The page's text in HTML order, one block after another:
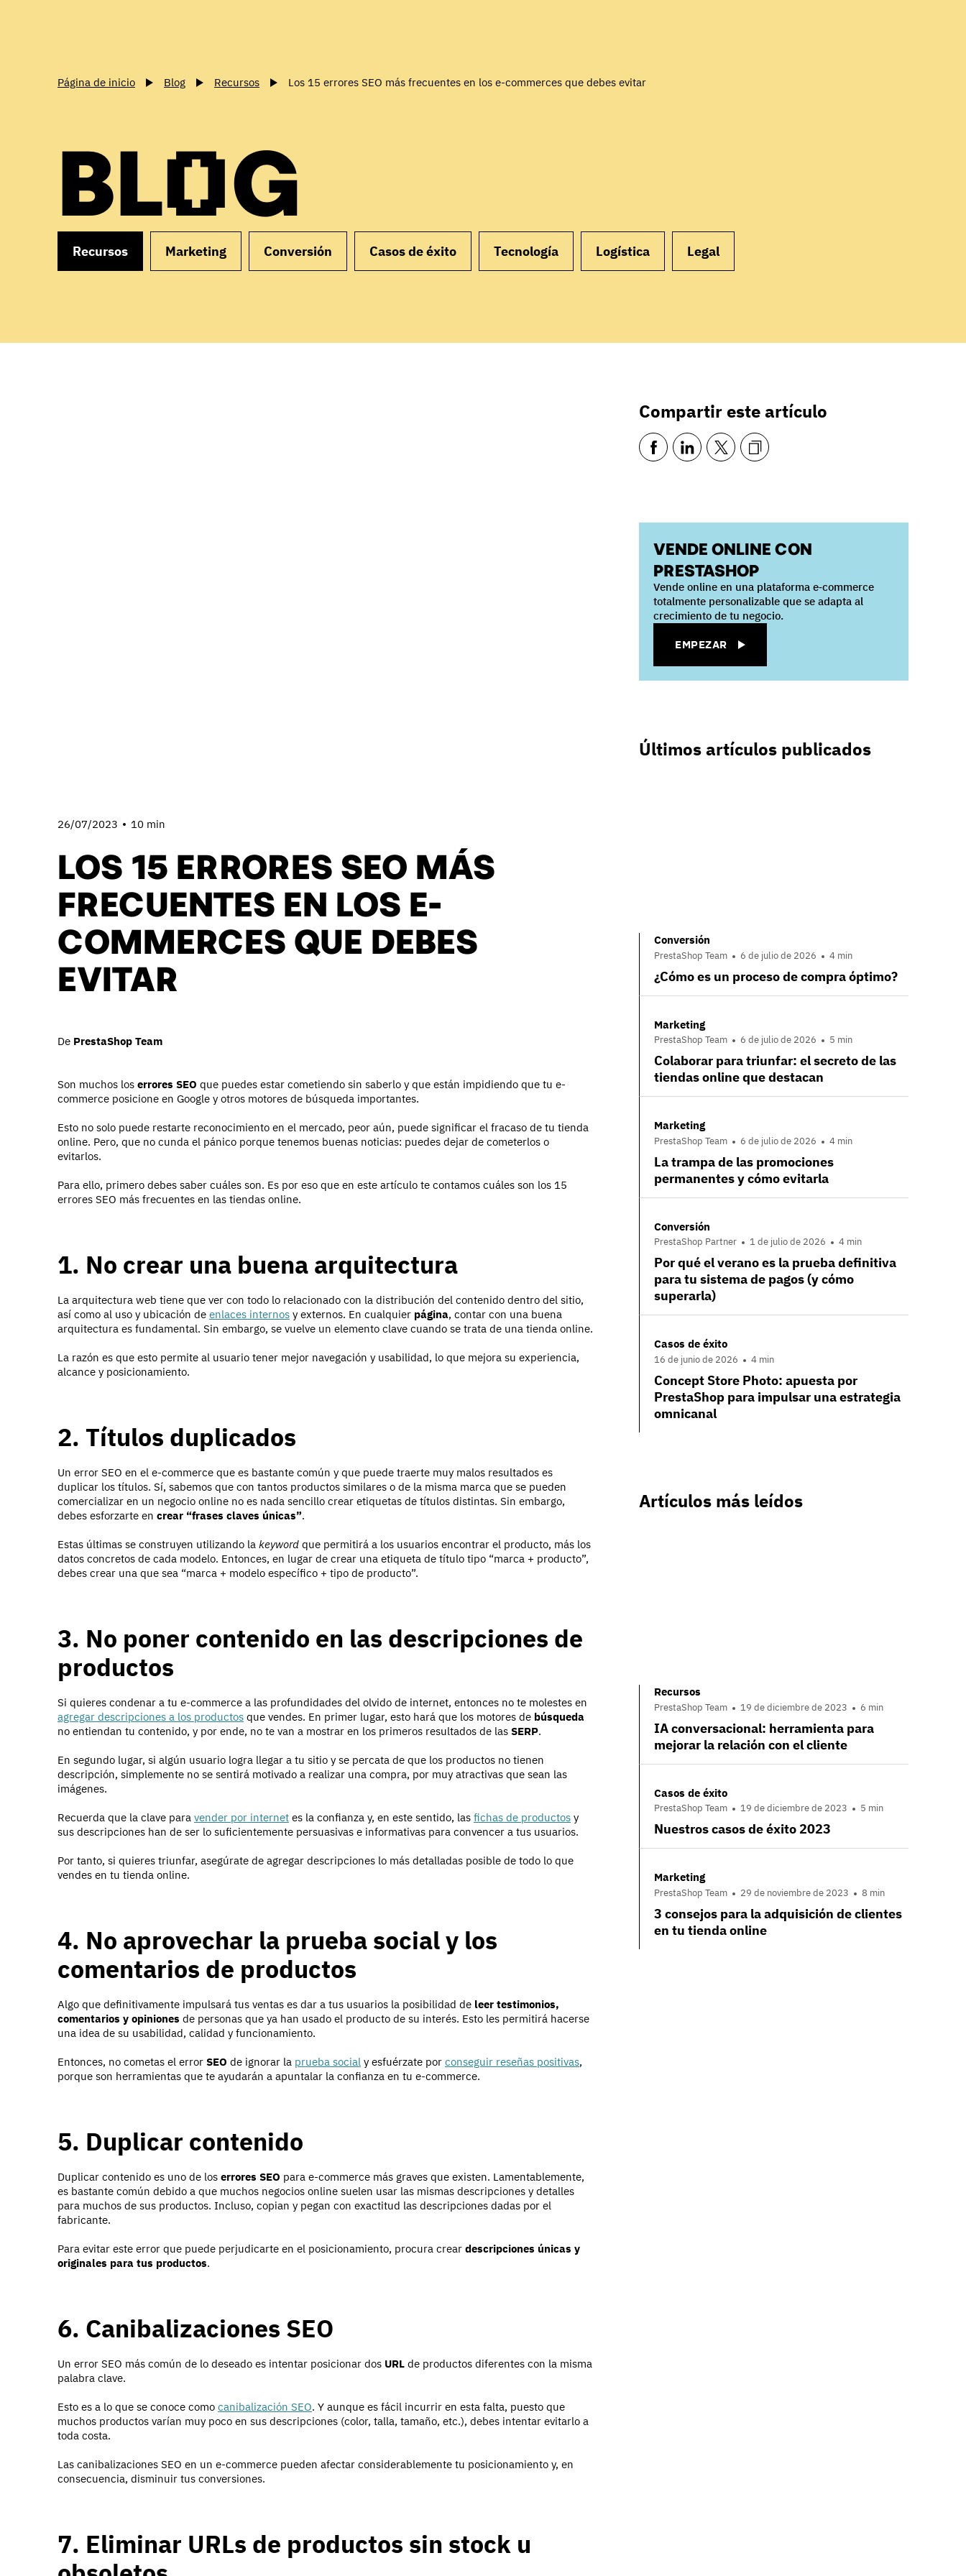
Página de inicio Blog Recursos Los 15 errores SEO más frecuentes en los e-commerces que debes evitar
BLOG
Recursos Marketing Conversión Casos de éxito Tecnología Logística Legal
26/07/2023 10 min
LOS 15 ERRORES SEO MÁS
FRECUENTES EN LOS E-
COMMERCES QUE DEBES
EVITAR
De PrestaShop Team
Son muchos los errores SEO que puedes estar cometiendo sin saberlo y que están impidiendo que tu e-
commerce posicione en Google y otros motores de búsqueda importantes.
Esto no solo puede restarte reconocimiento en el mercado, peor aún, puede significar el fracaso de tu tienda
online. Pero, que no cunda el pánico porque tenemos buenas noticias: puedes dejar de cometerlos o
evitarlos.
Para ello, primero debes saber cuáles son. Es por eso que en este artículo te contamos cuáles son los 15
errores SEO más frecuentes en las tiendas online.
1. No crear una buena arquitectura
La arquitectura web tiene que ver con todo lo relacionado con la distribución del contenido dentro del sitio,
así como al uso y ubicación de enlaces internos y externos. En cualquier página, contar con una buena
arquitectura es fundamental. Sin embargo, se vuelve un elemento clave cuando se trata de una tienda online.
La razón es que esto permite al usuario tener mejor navegación y usabilidad, lo que mejora su experiencia,
alcance y posicionamiento.
2. Títulos duplicados
Un error SEO en el e-commerce que es bastante común y que puede traerte muy malos resultados es
duplicar los títulos. Sí, sabemos que con tantos productos similares o de la misma marca que se pueden
comercializar en un negocio online no es nada sencillo crear etiquetas de títulos distintas. Sin embargo,
debes esforzarte en crear “frases claves únicas”.
Estas últimas se construyen utilizando la keyword que permitirá a los usuarios encontrar el producto, más los
datos concretos de cada modelo. Entonces, en lugar de crear una etiqueta de título tipo “marca + producto”,
debes crear una que sea “marca + modelo específico + tipo de producto”.
3. No poner contenido en las descripciones de
productos
Si quieres condenar a tu e-commerce a las profundidades del olvido de internet, entonces no te molestes en
agregar descripciones a los productos que vendes. En primer lugar, esto hará que los motores de búsqueda
no entiendan tu contenido, y por ende, no te van a mostrar en los primeros resultados de las SERP.
En segundo lugar, si algún usuario logra llegar a tu sitio y se percata de que los productos no tienen
descripción, simplemente no se sentirá motivado a realizar una compra, por muy atractivas que sean las
imágenes.
Recuerda que la clave para vender por internet es la confianza y, en este sentido, las fichas de productos y
sus descripciones han de ser lo suficientemente persuasivas e informativas para convencer a tus usuarios.
Por tanto, si quieres triunfar, asegúrate de agregar descripciones lo más detalladas posible de todo lo que
vendes en tu tienda online.
4. No aprovechar la prueba social y los
comentarios de productos
Algo que definitivamente impulsará tus ventas es dar a tus usuarios la posibilidad de leer testimonios,
comentarios y opiniones de personas que ya han usado el producto de su interés. Esto les permitirá hacerse
una idea de su usabilidad, calidad y funcionamiento.
Entonces, no cometas el error SEO de ignorar la prueba social y esfuérzate por conseguir reseñas positivas,
porque son herramientas que te ayudarán a apuntalar la confianza en tu e-commerce.
5. Duplicar contenido
Duplicar contenido es uno de los errores SEO para e-commerce más graves que existen. Lamentablemente,
es bastante común debido a que muchos negocios online suelen usar las mismas descripciones y detalles
para muchos de sus productos. Incluso, copian y pegan con exactitud las descripciones dadas por el
fabricante.
Para evitar este error que puede perjudicarte en el posicionamiento, procura crear descripciones únicas y
originales para tus productos.
6. Canibalizaciones SEO
Un error SEO más común de lo deseado es intentar posicionar dos URL de productos diferentes con la misma
palabra clave.
Esto es a lo que se conoce como canibalización SEO. Y aunque es fácil incurrir en esta falta, puesto que
muchos productos varían muy poco en sus descripciones (color, talla, tamaño, etc.), debes intentar evitarlo a
toda costa.
Las canibalizaciones SEO en un e-commerce pueden afectar considerablemente tu posicionamiento y, en
consecuencia, disminuir tus conversiones.
7. Eliminar URLs de productos sin stock u
Compartir este artículo
VENDE ONLINE CON
PRESTASHOP
Vende online en una plataforma e‑commerce
totalmente personalizable que se adapta al
crecimiento de tu negocio.
EMPEZAR
Últimos artículos publicados
Conversión
PrestaShop Team 6 de julio de 2026 4 min
¿Cómo es un proceso de compra óptimo?
Marketing
PrestaShop Team 6 de julio de 2026 5 min
Colaborar para triunfar: el secreto de las
tiendas online que destacan
Marketing
PrestaShop Team 6 de julio de 2026 4 min
La trampa de las promociones
permanentes y cómo evitarla
Conversión
PrestaShop Partner 1 de julio de 2026 4 min
Por qué el verano es la prueba definitiva
para tu sistema de pagos (y cómo
superarla)
Casos de éxito
16 de junio de 2026 4 min
Concept Store Photo: apuesta por
PrestaShop para impulsar una estrategia
omnicanal
Artículos más leídos
Recursos
PrestaShop Team 19 de diciembre de 2023 6 min
IA conversacional: herramienta para
mejorar la relación con el cliente
Casos de éxito
PrestaShop Team 19 de diciembre de 2023 5 min
Nuestros casos de éxito 2023
Marketing
PrestaShop Team 29 de noviembre de 2023 8 min
3 consejos para la adquisición de clientes
en tu tienda online